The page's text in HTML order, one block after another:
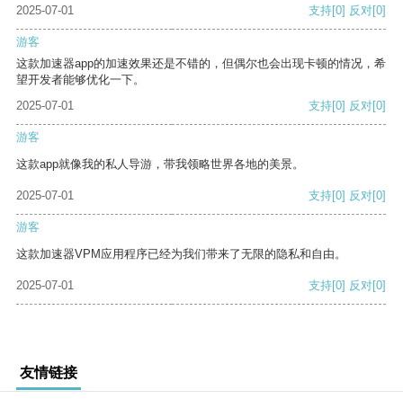
2025-07-01 支持[0] 反对[0]
游客
这款加速器app的加速效果还是不错的，但偶尔也会出现卡顿的情况，希
望开发者能够优化一下。
2025-07-01
支持[0] 反对[0]
游客
这款app就像我的私人导游，带我领略世界各地的美景。
2025-07-01 支持[0] 反对[0]
游客
这款加速器VPM应用程序已经为我们带来了无限的隐私和自由。
2025-07-01 支持[0] 反对[0]
友情链接